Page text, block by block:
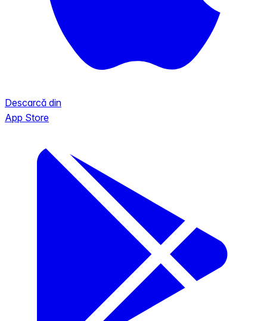
Descarcă din
App Store